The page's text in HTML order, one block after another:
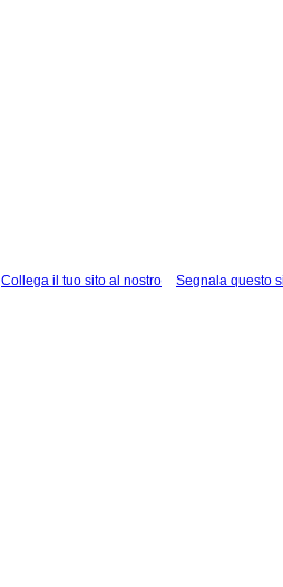
Collega il tuo sito al nostro Segnala questo